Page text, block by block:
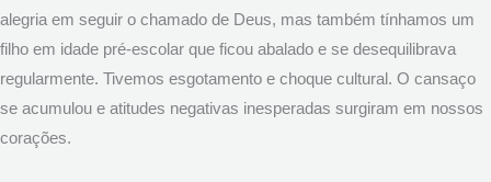
alegria em seguir o chamado de Deus, mas também tínhamos um
filho em idade pré-escolar que ficou abalado e se desequilibrava
regularmente. Tivemos esgotamento e choque cultural. O cansaço
se acumulou e atitudes negativas inesperadas surgiram em nossos
corações.